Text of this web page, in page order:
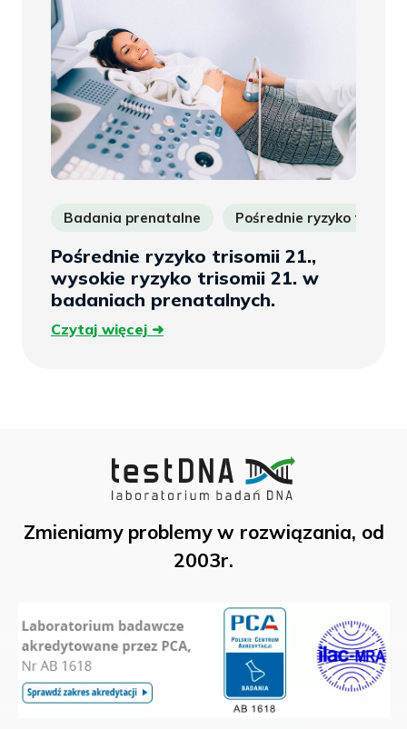
Badania prenatalne Pośrednie ryzyko
Pośrednie ryzyko trisomii 21.,
wysokie ryzyko trisomii 21. w
badaniach prenatalnych.
Czytaj więcejCzytaj
Zmieniamy problemy w rozwiązania, od
2003r.